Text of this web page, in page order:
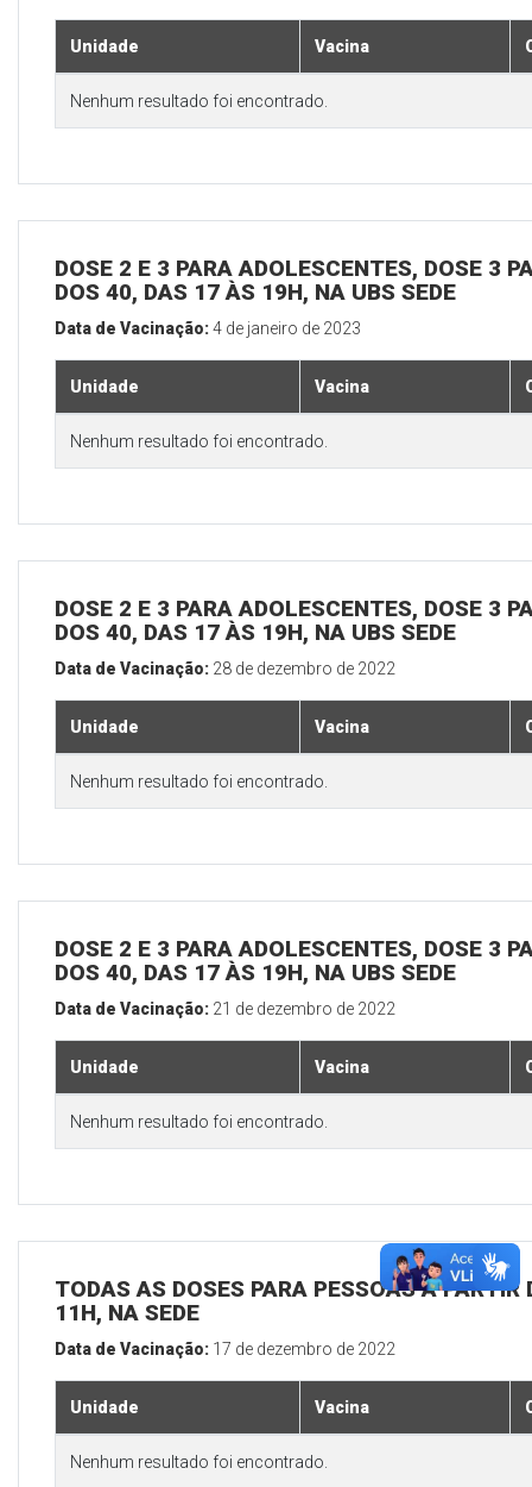
Unidade Vacina
Nenhum resultado foi encontrado.
DOSE 2 E 3 PARA ADOLESCENTES, DOSE 3
DOS 40, DAS 17 ÀS 19H, NA UBS SEDE
Data de Vacinação:4 de janeiro de 2023
Unidade Vacina
Nenhum resultado foi encontrado.
DOSE 2 E 3 PARA ADOLESCENTES, DOSE 3
DOS 40, DAS 17 ÀS 19H, NA UBS SEDE
Data de Vacinação: 28 de dezembro de 2022
Unidade Vacina
Nenhum resultado foi encontrado.
DOSE 2 E 3 PARA ADOLESCENTES, DOSE 3
DOS 40, DAS 17 ÀS 19H, NA UBS SEDE
Data de Vacinação: 21 de dezembro de 2022
Unidade Vacina
Nenhum resultado foi encontrado.
TODAS AS DOSES PARA PESSOAS A
11H, NA SEDE
Data de Vacinação: 17 de dezembro de 2022
Unidade Vacina
Nenhum resultado foi encontrado.